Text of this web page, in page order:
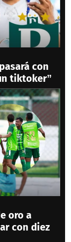
con
tiktoker”
oro a
con diez